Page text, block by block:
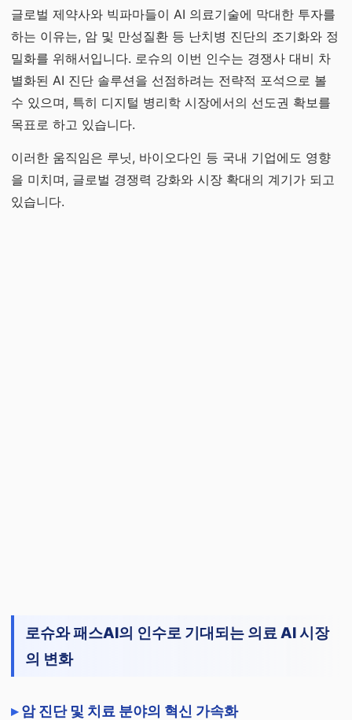
글로벌 제약사와 빅파마들이 AI 의료기술에 막대한 투자를
하는 이유는, 암 및 만성질환 등 난치병 진단의 조기화와 정
밀화를 위해서입니다. 로슈의 이번 인수는 경쟁사 대비 차
별화된 AI 진단 솔루션을 선점하려는 전략적 포석으로 볼
수 있으며, 특히 디지털 병리학 시장에서의 선도권 확보를
목표로 하고 있습니다.
이러한 움직임은 루닛, 바이오다인 등 국내 기업에도 영향
을 미치며, 글로벌 경쟁력 강화와 시장 확대의 계기가 되고
있습니다.
로슈와 패스AI의 인수로 기대되는 의료 AI 시장
의 변화
암 진단 및 치료 분야의 혁신 가속화